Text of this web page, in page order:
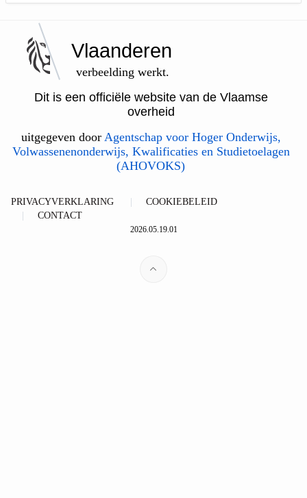
Vlaanderen
verbeelding werkt.
Dit is een officiële website van de Vlaamse
overheid
uitgegeven door Agentschap voor Hoger Onderwijs,
Volwassenenonderwijs, Kwalificaties en Studietoelagen
(AHOVOKS)
PRIVACYVERKLARING
COOKIEBELEID
CONTACT
2026.05.19.01